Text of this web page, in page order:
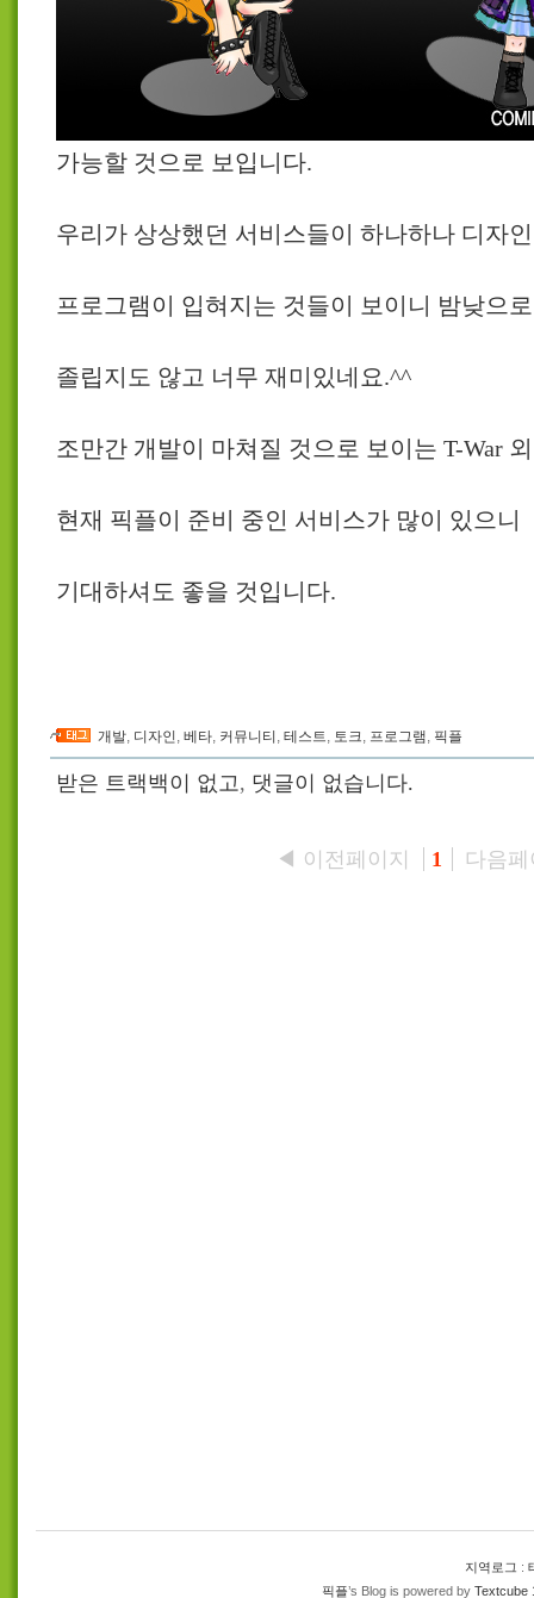
가능할 것으로 보입니다.
우리가 상상했던 서비스들이 하나하나 디자
프로그램이 입혀지는 것들이 보이니 밤낮으
졸립지도 않고 너무 재미있네요.^^
조만간 개발이 마쳐질 것으로 보이는 T-War
현재 픽플이 준비 중인 서비스가 많이 있으니
기대하셔도 좋을 것입니다.
개발, 디자인 , 베타, 커뮤니티 , 테스트, 토크, 프로그램, 픽플
받은 트랙백이 없고, 댓글이 없습니다.
◀ 이전페이지 1 다음
지역로그 :
픽플’s Blog is powered by Textcube